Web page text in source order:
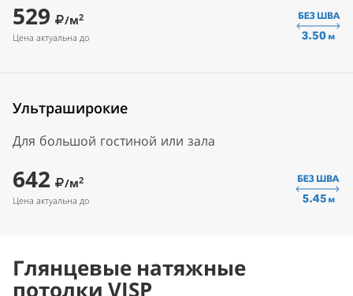
529 /м2
Цена актуальна до
Ультраширокие
Для большой гостиной или зала
642 /м2
Цена актуальна до
Глянцевые натяжные
потолки VISP